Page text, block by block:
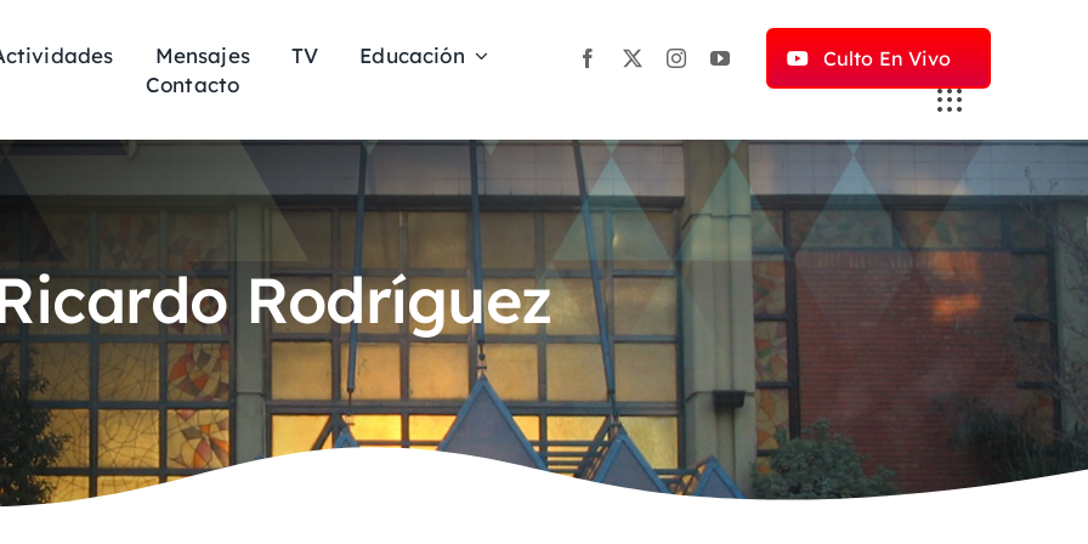
Mensajes TV
Educación
Contacto
Culto En Vivo
Rodríguez